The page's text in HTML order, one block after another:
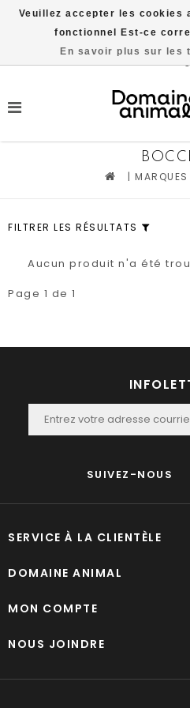
| MARQUES
FILTRER LES RÉSULTATS
Aucun produit n'a été
Page 1 de 1
SUIVEZ-NOUS
SERVICE À LA CLIENTÈLE
DOMAINE ANIMAL
MON COMPTE
NOUS JOINDRE
Veuillez accepter les cookies
fonctionnel Est-ce
En savoir plus sur les
Livraison gratuite